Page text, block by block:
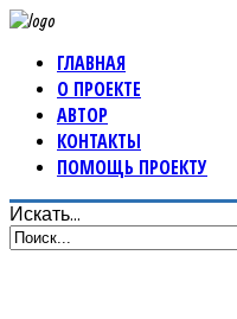
ГЛАВНАЯ
О ПРОЕКТЕ
АВТОР
КОНТАКТЫ
ПОМОЩЬ ПРОЕКТУ
Искать...